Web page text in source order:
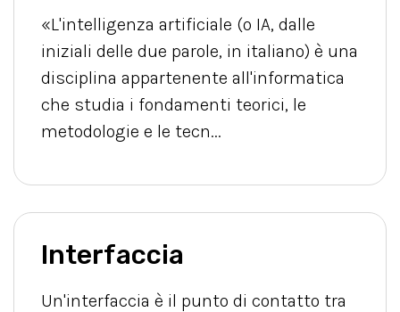
«L'intelligenza artificiale (o IA, dalle
iniziali delle due parole, in italiano) è una
disciplina appartenente all'informatica
che studia i fondamenti teorici, le
metodologie e le tecn...
Interfaccia
Un'interfaccia è il punto di contatto tra